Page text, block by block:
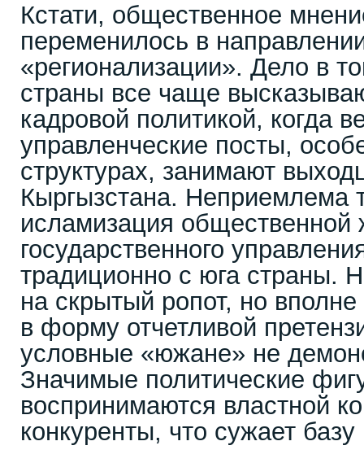
Кстати, общественное
переменилось в
«регионализации». Дело в
страны все чаще
кадровой политикой, когда
управленческие посты,
структурах, занимают
Кыргызстана. Неприемлема
исламизация общественной
государственного
традиционно с юга страны.
на скрытый ропот, но
в форму отчетливой
условные «южане» не
Значимые политические
воспринимаются властной
конкуренты, что сужает